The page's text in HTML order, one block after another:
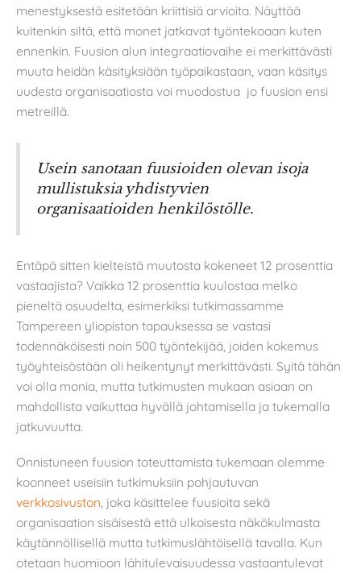
menestyksestä esitetään kriittisiä arvioita. Näyttää
kuitenkin siltä, että monet jatkavat työntekoaan kuten
ennenkin. Fuusion alun integraatiovaihe ei merkittävästi
muuta heidän käsityksiään työpaikastaan, vaan käsitys
uudesta organisaatiosta voi muodostua jo fuusion ensi
metreillä.
Usein sanotaan fuusioiden olevan isoja
mullistuksia yhdistyvien
organisaatioiden henkilöstölle.
Entäpä sitten kielteistä muutosta kokeneet 12 prosenttia
vastaajista? Vaikka 12 prosenttia kuulostaa melko
pieneltä osuudelta, esimerkiksi tutkimassamme
Tampereen yliopiston tapauksessa se vastasi
todennäköisesti noin 500 työntekijää, joiden kokemus
työyhteisöstään oli heikentynyt merkittävästi. Syitä tähän
voi olla monia, mutta tutkimusten mukaan asiaan on
mahdollista vaikuttaa hyvällä johtamisella ja tukemalla
jatkuvuutta.
Onnistuneen fuusion toteuttamista tukemaan olemme
koonneet useisiin tutkimuksiin pohjautuvan
verkkosivuston , joka käsittelee fuusioita sekä
organisaation sisäisestä että ulkoisesta näkökulmasta
käytännöllisellä mutta tutkimuslähtöisellä tavalla. Kun
otetaan huomioon lähitulevaisuudessa vastaantulevat